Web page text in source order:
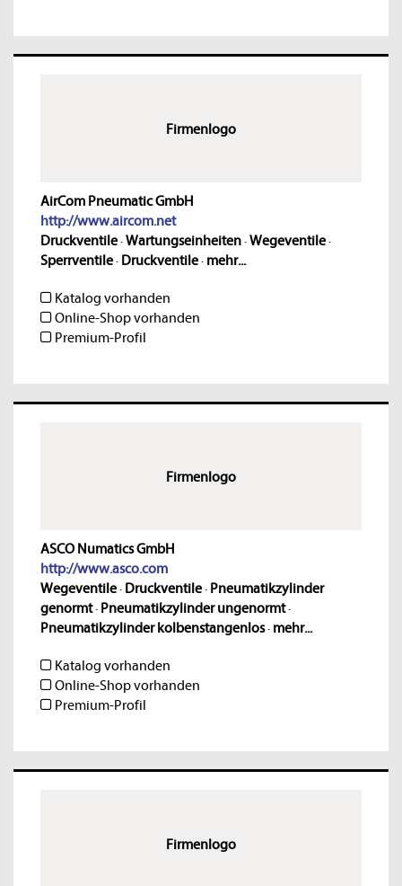
Firmenlogo
AirCom Pneumatic GmbH
http://www.aircom.net
Druckventile·Wartungseinheiten·Wegeventile·
Sperrventile· Druckventile· mehr...
Katalog vorhanden
Online-Shop vorhanden
Premium-Profil
Firmenlogo
ASCO Numatics GmbH
http://www.asco.com
Wegeventile· Druckventile· Pneumatikzylinder
genormt· Pneumatikzylinder ungenormt·
Pneumatikzylinder kolbenstangenlos· mehr...
Katalog vorhanden
Online-Shop vorhanden
Premium-Profil
Firmenlogo